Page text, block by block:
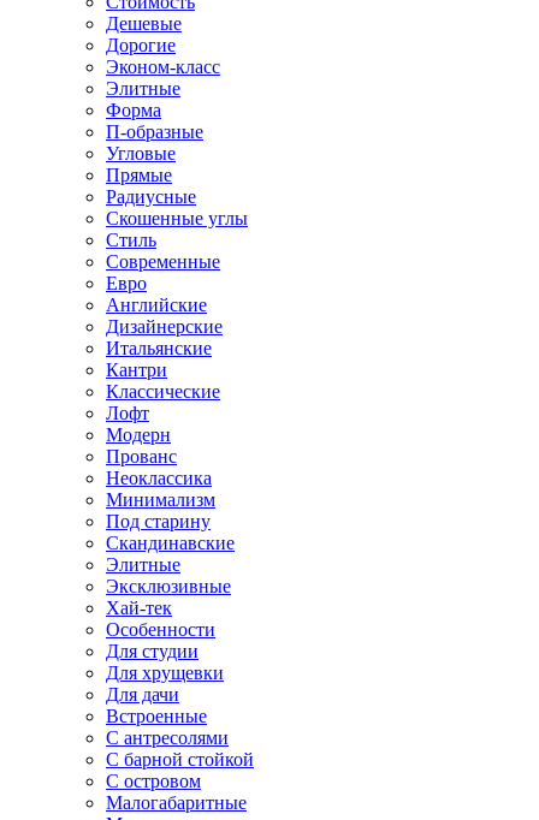
Дешевые
Дорогие
Эконом-класс
Элитные
Форма
П-образные
Угловые
Прямые
Радиусные
Скошенные углы
Стиль
Современные
Евро
Английские
Дизайнерские
Итальянские
Кантри
Классические
Лофт
Модерн
Прованс
Неоклассика
Минимализм
Под старину
Скандинавские
Элитные
Эксклюзивные
Хай-тек
Особенности
Для студии
Для хрущевки
Для дачи
Встроенные
С антресолями
С барной стойкой
С островом
Малогабаритные